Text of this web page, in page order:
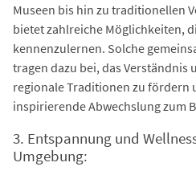
Museen bis hin zu traditionellen
bietet zahlreiche Möglichkeiten,
kennenzulernen. Solche
tragen dazu bei, das Verständnis
regionale Traditionen zu fördern
inspirierende Abwechslung zum
3. Entspannung und
Umgebung: